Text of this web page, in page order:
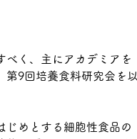
く、主にアカデミアを
第9回培養食料研究会を以
じめとする細胞性食品の